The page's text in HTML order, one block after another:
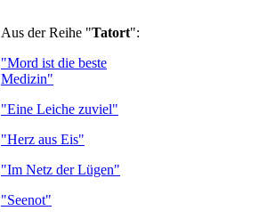
Aus der Reihe "Tatort":
"Mord ist die beste
Medizin"
"Eine Leiche zuviel"
"Herz aus Eis"
"Im Netz der Lügen"
"Seenot"